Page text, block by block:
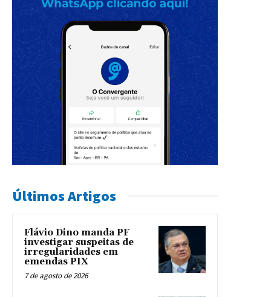
Últimos Artigos
Flávio Dino manda PF
investigar suspeitas de
irregularidades em
emendas PIX
7 de agosto de 2026